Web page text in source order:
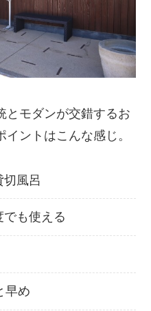
とモダンが交錯するお
ントはこんな感じ。
切風呂
も使える
早め